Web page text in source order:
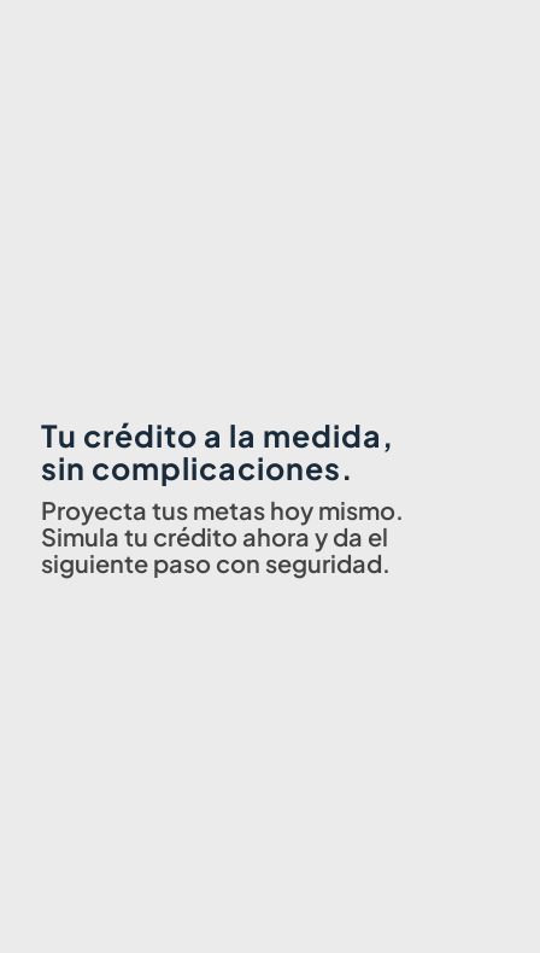
Tu crédito a la medida,
sin complicaciones.
Proyecta tus metas hoy mismo.
Simula tu crédito ahora y da el
siguiente paso con seguridad.